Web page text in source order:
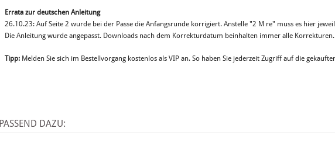
Errata zur deutschen Anleitung
26.10.23: Auf Seite 2 wurde bei der Passe die Anfangsrunde korrigiert. Anstelle "2 M re" muss es hier
Die Anleitung wurde angepasst. Downloads nach dem Korrekturdatum beinhalten immer alle Korrekturen.
Tipp: Melden Sie sich im Bestellvorgang kostenlos als VIP an. So haben Sie jederzeit Zugriff auf die
PASSEND DAZU: